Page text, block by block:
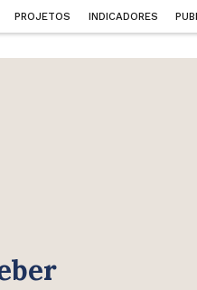
PROJETOS INDICADORES